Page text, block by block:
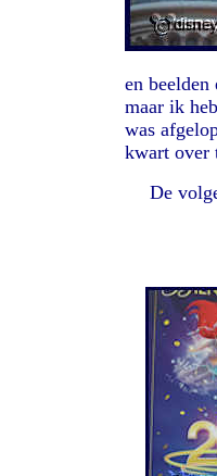
en
maar ik
was
kwart over
De